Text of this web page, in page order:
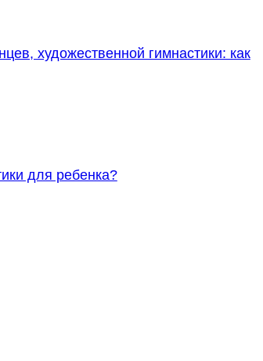
художественной гимнастики: как
для ребенка?